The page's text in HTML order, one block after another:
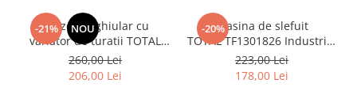
-21% NOU
Polizor unghiular cu
variator de turatii TOTAL
TG1121256-3, 1010W,
125mm
260,00 Lei
206,00 Lei
-20%Masina de slefuit
TOTAL TF1301826 Industrial
- 320W, 14000 rpm
223,00 Lei
178,00 Lei